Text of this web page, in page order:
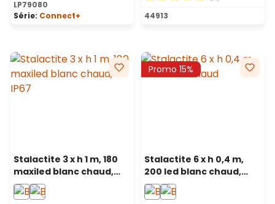
LP79080
Série: Connect+
Note moyenne de 5 sur 5
44913
Stalactite 3 x h 1 m, 180
maxiled blanc chaud,
câble blanc,
prolongeable, IP67
Promo 15%
Stalactite 6 x h 0,4 m,
200 led blanc chaud,
câble blanc